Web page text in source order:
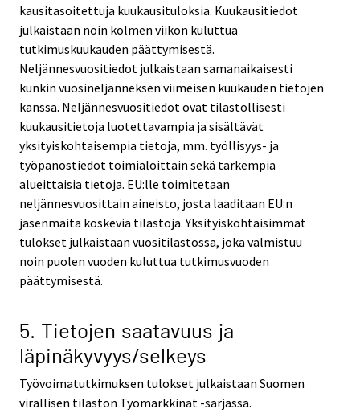
kausitasoitettuja kuukausituloksia. Kuukausitiedot
julkaistaan noin kolmen viikon kuluttua
tutkimuskuukauden päättymisestä.
Neljännesvuositiedot julkaistaan samanaikaisesti
kunkin vuosineljänneksen viimeisen kuukauden tietojen
kanssa. Neljännesvuositiedot ovat tilastollisesti
kuukausitietoja luotettavampia ja sisältävät
yksityiskohtaisempia tietoja, mm. työllisyys- ja
työpanostiedot toimialoittain sekä tarkempia
alueittaisia tietoja. EU:lle toimitetaan
neljännesvuosittain aineisto, josta laaditaan EU:n
jäsenmaita koskevia tilastoja. Yksityiskohtaisimmat
tulokset julkaistaan vuositilastossa, joka valmistuu
noin puolen vuoden kuluttua tutkimusvuoden
päättymisestä.
5. Tietojen saatavuus ja
läpinäkyvyys/selkeys
Työvoimatutkimuksen tulokset julkaistaan Suomen
virallisen tilaston Työmarkkinat -sarjassa.